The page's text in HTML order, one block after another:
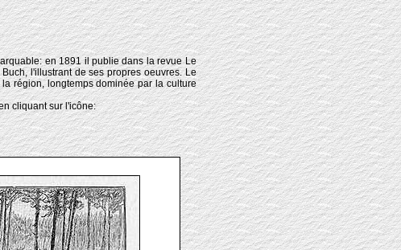
en 1891 il publie dans la revue Le
l'illustrant de ses propres oeuvres. Le
région, longtemps dominée par la culture
cliquant sur l'icône: